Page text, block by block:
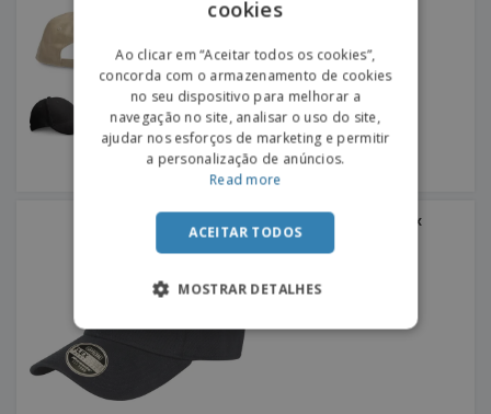
Result | Boné kansas flex
SPANISH
cookies
Ao clicar em “Aceitar todos os cookies”,
concorda com o armazenamento de cookies
no seu dispositivo para melhorar a
navegação no site, analisar o uso do site,
ajudar nos esforços de marketing e permitir
a personalização de anúncios.
Read more
ACEITAR TODOS
MOSTRAR DETALHES